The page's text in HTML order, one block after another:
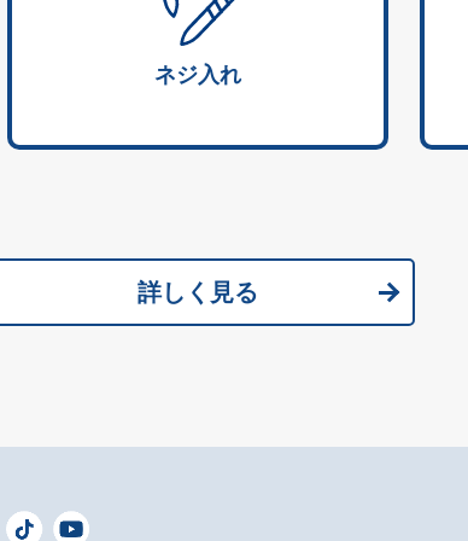
ネジ入れ
詳しく見る